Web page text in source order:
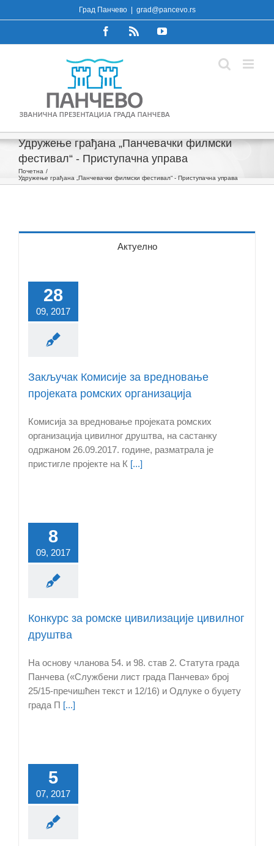
to
Град Панчево grad@pancevo.rs
FacebookRss YouTube
Удружење грађана „Панчевачки филмски
фестивал“ - Приступачна управа
Почетна
Удружење грађана „Панчевачки филмски фестивал“ - Приступачна управа
Актуелно
28
09, 2017
Закључак Комисије за вредновање
пројеката ромских организација
Комисија за вредновање пројеката ромских
организација цивилног друштва, на састанку
одржаном 26.09.2017. године, разматрала је
пристигле пројекте на К [...]
8
09, 2017
Конкурс за ромске цивилизације цивилног
друштва
На основу чланова 54. и 98. став 2. Статута града
Панчева («Службени лист града Панчева» број
25/15-пречишћен текст и 12/16) и Одлукe о буџету
града П [...]
5
07, 2017